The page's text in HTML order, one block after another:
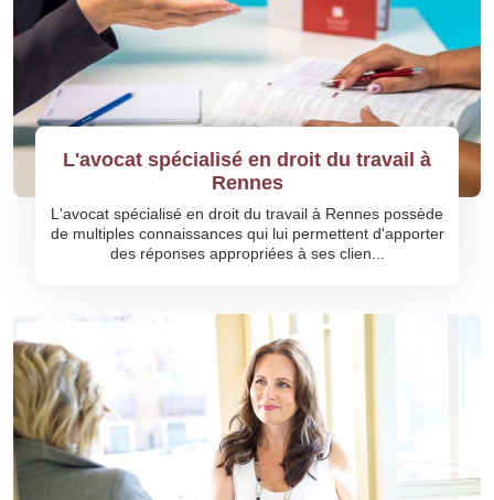
L'avocat spécialisé en droit du travail à
Rennes
L'avocat spécialisé en droit du travail à Rennes possède
de multiples connaissances qui lui permettent d'apporter
des réponses appropriées à ses clien...